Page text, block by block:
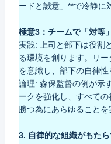
ードと誠意」**で冷静に
極意3：チームで「対等
実践: 上司と部下は役割
る環境を創ります。リ
を意識し、部下の自律性
論理: 森保監督の例が示
ークを強化し、すべての
勝つ為にあらゆることを
3. 自律的な組織がもた